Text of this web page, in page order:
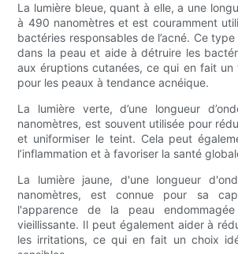
La lumière bleue, quant à elle, a une
à 490 nanomètres et est couramment
bactéries responsables de l’acné. Ce
dans la peau et aide à détruire les
aux éruptions cutanées, ce qui en fait
pour les peaux à tendance acnéique.
La lumière verte, d’une longueur
nanomètres, est souvent utilisée pour
et uniformiser le teint. Cela peut
l’inflammation et à favoriser la santé
La lumière jaune, d'une longueur
nanomètres, est connue pour sa
l'apparence de la peau
vieillissante. Il peut également aider à
les irritations, ce qui en fait un choix